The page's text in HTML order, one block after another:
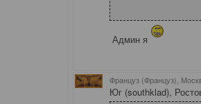
Админ я
Француз (Француз),
Юг (southklad),